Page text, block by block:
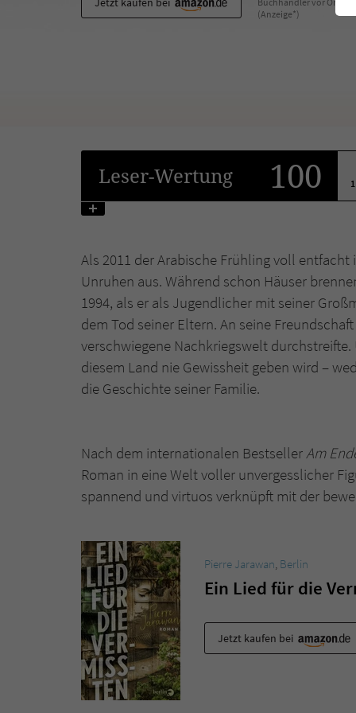
(Anzeige*)
Leser-Wertung 100
1
Als 2011 der Arabische Frühling voll
Unruhen aus. Während schon Häuser
1994, als er als Jugendlicher mit seiner
dem Tod seiner Eltern. An seine
verschwiegene Nachkriegswelt
diesem Land nie Gewissheit geben wird –
die Geschichte seiner Familie.
Nach dem internationalen BestsellerAm
Roman in eine Welt voller unvergesslicher
spannend und virtuos verknüpft mit der
Pierre Jarawan, Berlin
Ein Lied für die
Jetzt kaufen bei